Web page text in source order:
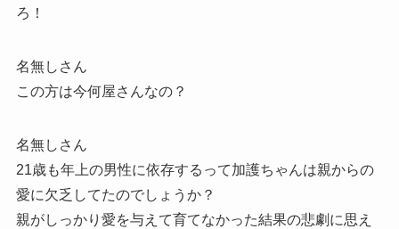
ろ！
名無しさん
この方は今何屋さんなの？
名無しさん
21歳も年上の男性に依存するって加護ちゃんは親からの
愛に欠乏してたのでしょうか？
親がしっかり愛を与えて育てなかった結果の悲劇に思え